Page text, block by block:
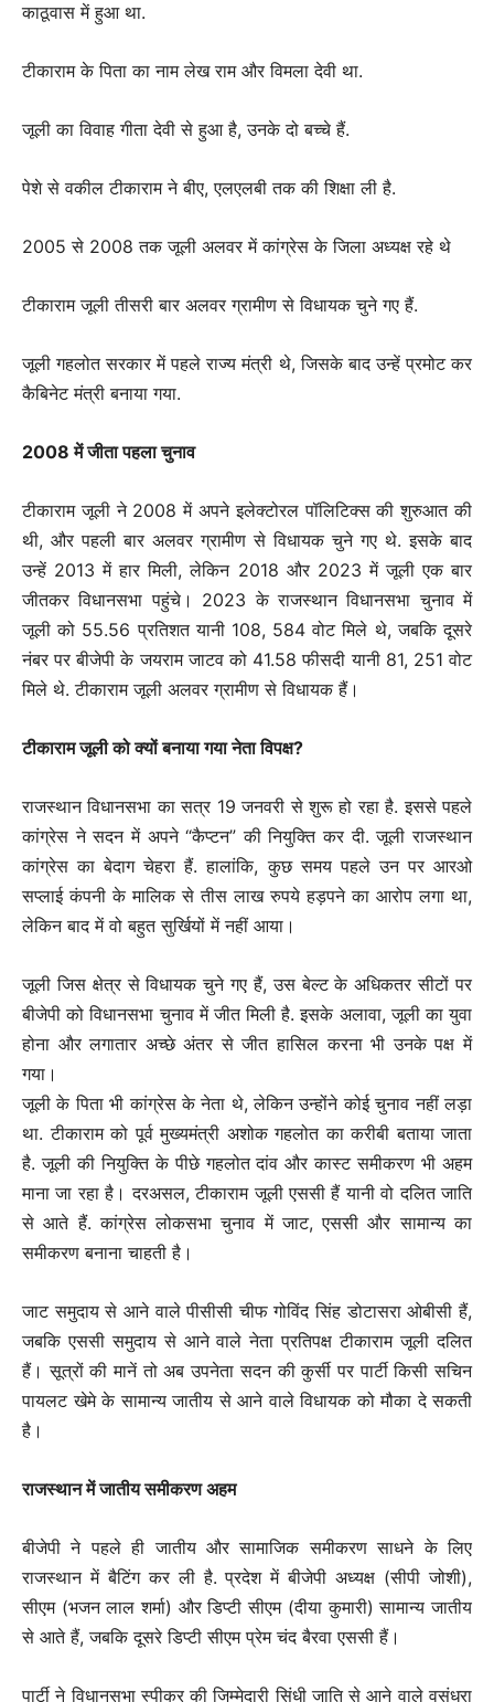
काठूवास में हुआ था.
टीकाराम के पिता का नाम लेख राम और विमला देवी था.
जूली का विवाह गीता देवी से हुआ है, उनके दो बच्चे हैं.
पेशे से वकील टीकाराम ने बीए, एलएलबी तक की शिक्षा ली है.
2005 से 2008 तक जूली अलवर में कांग्रेस के जिला अध्यक्ष रहे थे
टीकाराम जूली तीसरी बार अलवर ग्रामीण से विधायक चुने गए हैं.
जूली गहलोत सरकार में पहले राज्य मंत्री थे, जिसके बाद उन्हें प्रमोट कर
कैबिनेट मंत्री बनाया गया.
2008 में जीता पहला चुनाव
टीकाराम जूली ने 2008 में अपने इलेक्टोरल पॉलिटिक्स की शुरुआत की
थी, और पहली बार अलवर ग्रामीण से विधायक चुने गए थे. इसके बाद
उन्हें 2013 में हार मिली, लेकिन 2018 और 2023 में जूली एक बार
जीतकर विधानसभा पहुंचे। 2023 के राजस्थान विधानसभा चुनाव में
जूली को 55.56 प्रतिशत यानी 108, 584 वोट मिले थे, जबकि दूसरे
नंबर पर बीजेपी के जयराम जाटव को 41.58 फीसदी यानी 81, 251 वोट
मिले थे. टीकाराम जूली अलवर ग्रामीण से विधायक हैं।
टीकाराम जूली को क्यों बनाया गया नेता विपक्ष?
राजस्थान विधानसभा का सत्र 19 जनवरी से शुरू हो रहा है. इससे पहले
कांग्रेस ने सदन में अपने “कैप्टन” की नियुक्ति कर दी. जूली राजस्थान
कांग्रेस का बेदाग चेहरा हैं. हालांकि, कुछ समय पहले उन पर आरओ
सप्लाई कंपनी के मालिक से तीस लाख रुपये हड़पने का आरोप लगा था,
लेकिन बाद में वो बहुत सुर्खियों में नहीं आया।
जूली जिस क्षेत्र से विधायक चुने गए हैं, उस बेल्ट के अधिकतर सीटों पर
बीजेपी को विधानसभा चुनाव में जीत मिली है. इसके अलावा, जूली का युवा
होना और लगातार अच्छे अंतर से जीत हासिल करना भी उनके पक्ष में
गया।
जूली के पिता भी कांग्रेस के नेता थे, लेकिन उन्होंने कोई चुनाव नहीं लड़ा
था. टीकाराम को पूर्व मुख्यमंत्री अशोक गहलोत का करीबी बताया जाता
है. जूली की नियुक्ति के पीछे गहलोत दांव और कास्ट समीकरण भी अहम
माना जा रहा है। दरअसल, टीकाराम जूली एससी हैं यानी वो दलित जाति
से आते हैं. कांग्रेस लोकसभा चुनाव में जाट, एससी और सामान्य का
समीकरण बनाना चाहती है।
जाट समुदाय से आने वाले पीसीसी चीफ गोविंद सिंह डोटासरा ओबीसी हैं,
जबकि एससी समुदाय से आने वाले नेता प्रतिपक्ष टीकाराम जूली दलित
हैं। सूत्रों की मानें तो अब उपनेता सदन की कुर्सी पर पार्टी किसी सचिन
पायलट खेमे के सामान्य जातीय से आने वाले विधायक को मौका दे सकती
है।
राजस्थान में जातीय समीकरण अहम
बीजेपी ने पहले ही जातीय और सामाजिक समीकरण साधने के लिए
राजस्थान में बैटिंग कर ली है. प्रदेश में बीजेपी अध्यक्ष (सीपी जोशी),
सीएम (भजन लाल शर्मा) और डिप्टी सीएम (दीया कुमारी) सामान्य जातीय
से आते हैं, जबकि दूसरे डिप्टी सीएम प्रेम चंद बैरवा एससी हैं।
पार्टी ने विधानसभा स्पीकर की जिम्मेदारी सिंधी जाति से आने वाले वसुंधरा